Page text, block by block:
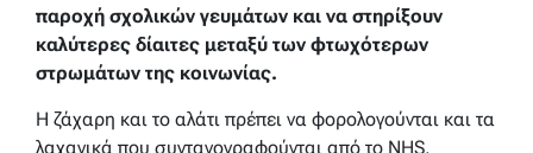
παροχή σχολικών γευμάτων και να στηρίξουν
καλύτερες δίαιτες μεταξύ των φτωχότερων
στρωμάτων της κοινωνίας.
Η ζάχαρη και το αλάτι πρέπει να φορολογούνται και τα
λαχανικά που συνταγογραφούνται από το NHS,